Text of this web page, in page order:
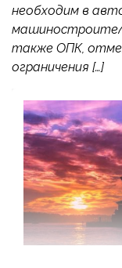
необходим в
также ОПК,
ограничения […]